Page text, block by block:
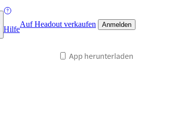
Hilfe
Auf Headout verkaufen Anmelden
App herunterladen